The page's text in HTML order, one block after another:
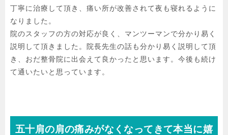
丁寧に治療して頂き、痛い所が改善されて夜も寝れるように
なりました。
院のスタッフの方の対応が良く、マンツーマンで分かり易く
説明して頂きました。院長先生の話も分かり易く説明して頂
き、おだ整骨院に出会えて良かったと思います。今後も続け
て通いたいと思っています。
五十肩の肩の痛みがなくなってきて本当に嬉